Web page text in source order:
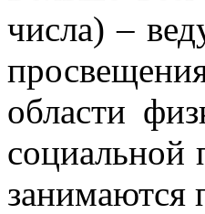
числа) –
области
занимаются